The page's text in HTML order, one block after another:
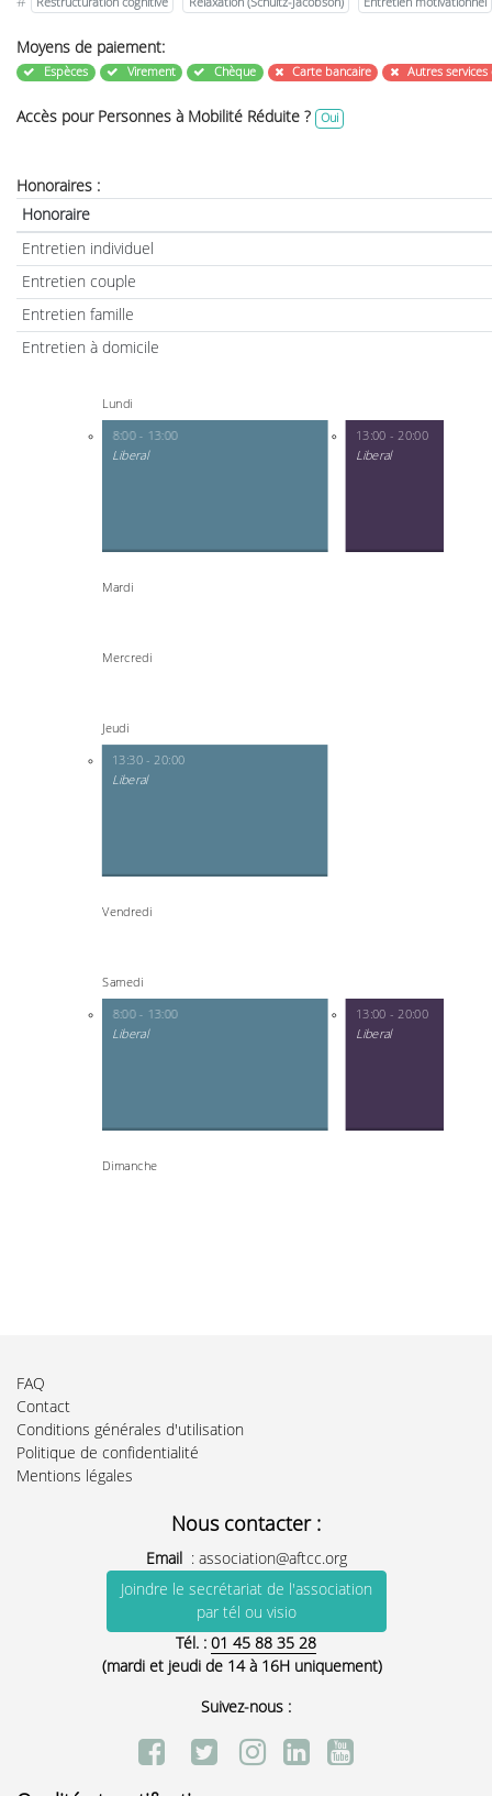
Moyens de paiement:
Espèces Virement Chèque Carte bancaire Autres
Accès pour Personnes à Mobilité Réduite ? Oui
Honoraires :
Honoraire
Entretien individuel
Entretien couple
Entretien famille
Entretien à domicile
Lundi
8:00 - 13:00
Liberal
13:00 - 20:00
Liberal
Mardi
Mercredi
Jeudi
13:30 - 20:00
Liberal
Vendredi
Samedi
8:00 - 13:00
Liberal
13:00 - 20:00
Liberal
Dimanche
FAQ
Contact
Conditions générales d'utilisation
Politique de confidentialité
Mentions légales
Nous contacter :
Email : association@aftcc.org
Joindre le secrétariat de l'association
par tél ou visio
Tél. : 01 45 88 35 28
(mardi et jeudi de 14 à 16H uniquement)
Suivez-nous :